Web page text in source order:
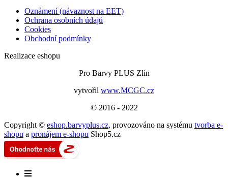
Oznámení (návaznost na EET)
Ochrana osobních údajů
Cookies
Obchodní podmínky
Realizace eshopu
Pro Barvy PLUS Zlín
vytvořil www.MCGC.cz
© 2016 - 2022
Copyright © eshop.barvyplus.cz, provozováno na systému tvorba e-
shopu a pronájem e-shopu Shop5.cz